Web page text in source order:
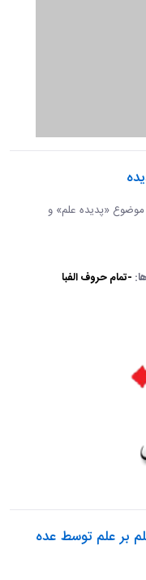
موضوع «پدیده علم» و
-تمام حروف الفبا
بر علم توسط عده